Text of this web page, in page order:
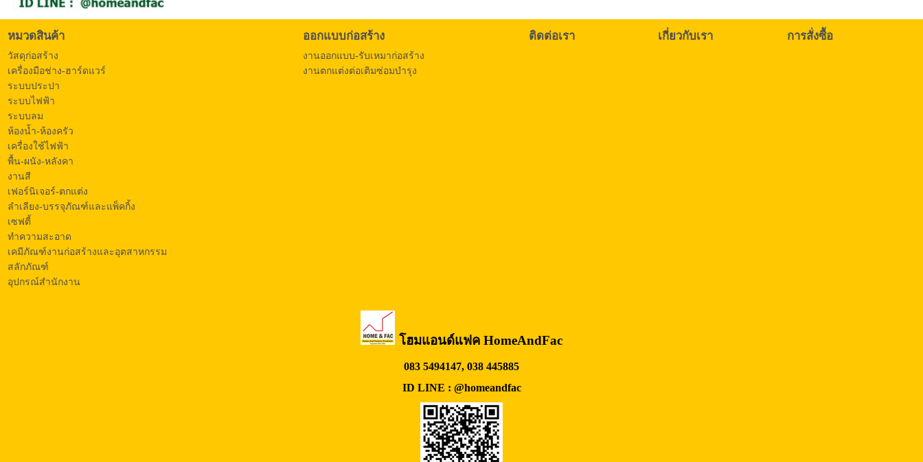
หมวดสินค้า
วัสดุก่อสร้าง
เครื่องมือช่าง-ฮาร์ดแวร์
ระบบประปา
ระบบไฟฟ้า
ระบบลม
ห้องน้ำ-ห้องครัว
เครื่องใช้ไฟฟ้า
พื้น-ผนัง-หลังคา
งานสี
เฟอร์นิเจอร์-ตกแต่ง
ลำเลียง-บรรจุภัณฑ์และแพ็คกิ้ง
เซฟตี้
ทำความสะอาด
เคมีภัณฑ์งานก่อสร้างและอุตสาหกรรม
สลักภัณฑ์
อุปกรณ์สำนักงาน
ออกแบบก่อสร้าง
งานออกแบบ-รับเหมาก่อสร้าง
งานตกแต่งต่อเติมซ่อมบำรุง
ติดต่อเรา เกี่ยวกับเรา การสั่งซื้อ
โฮมแอนด์แฟค HomeAndFac
083 5494147, 038 445885
ID LINE : @homeandfac